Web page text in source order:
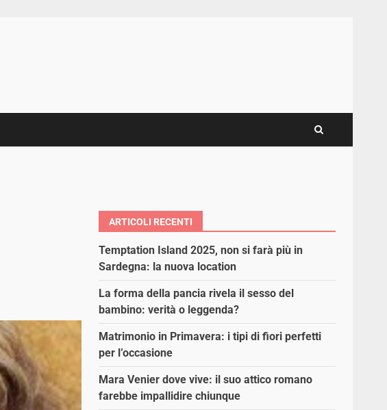
ARTICOLI RECENTI
Temptation Island 2025, non si farà più in
Sardegna: la nuova location
La forma della pancia rivela il sesso del
bambino: verità o leggenda?
Matrimonio in Primavera: i tipi di fiori perfetti
per l’occasione
Mara Venier dove vive: il suo attico romano
farebbe impallidire chiunque